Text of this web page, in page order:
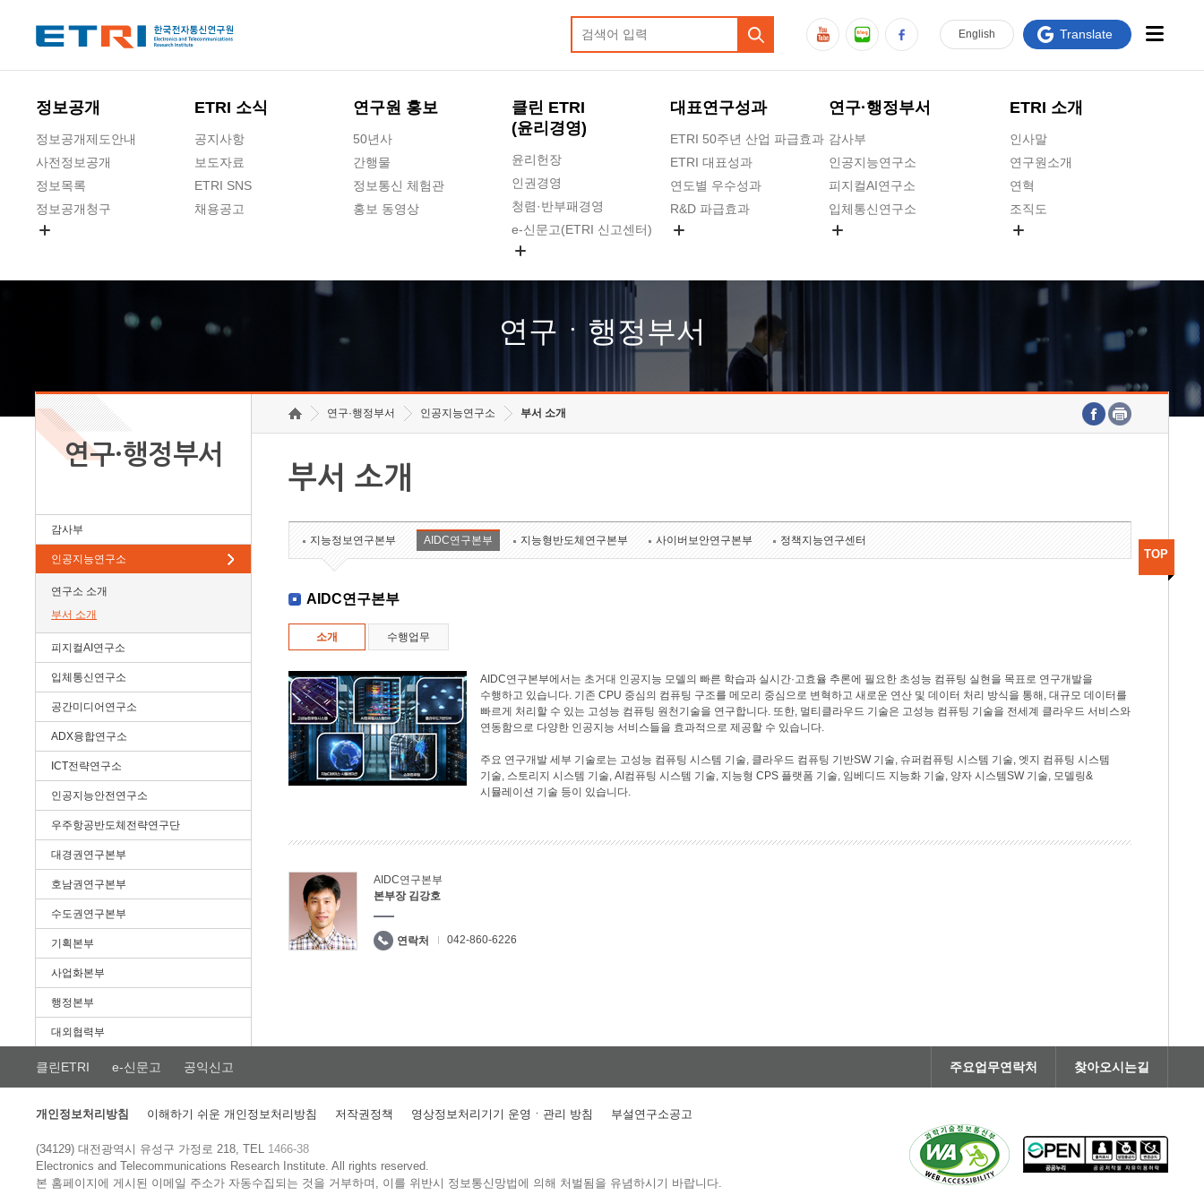
정보공개
정보공개제도안내
사전정보공개
정보목록
정보공개청구
ETRI 소식
공지사항
보도자료
ETRI SNS
채용공고
연구원 홍보
50년사
간행물
정보통신 체험관
홍보 동영상
클린 ETRI
(윤리경영)
윤리헌장
인권경영
청렴·반부패경영
e-신문고(ETRI 신고센터)
고객의소리
수의계약 현황
대표연구성과
ETRI 50주년 산업 파급효과
ETRI 대표성과
연도별 우수성과
R&D 파급효과
연구·행정부서
감사부
인공지능연구소
피지컬AI연구소
입체통신연구소
호남권연구본부
기획본부
ETRI 소개
인사말
연구원소개
연혁
조직도
연구원 고객헌장
주요업무연락처
English Translate
연구ㆍ행정부서
연구·행정부서
감사부
인공지능연구소
연구소 소개
부서 소개
피지컬AI연구소
입체통신연구소
공간미디어연구소
ADX융합연구소
ICT전략연구소
인공지능안전연구소
우주항공반도체전략연구단
대경권연구본부
호남권연구본부
수도권연구본부
기획본부
사업화본부
행정본부
대외협력부
연구·행정부서 인공지능연구소 부서 소개
부서 소개
지능정보연구본부 AIDC연구본부 지능형반도체연구본부 사이버보안연구본부 정책지능연구센터
AIDC연구본부
소개 수행업무
AIDC연구본부에서는 초거대 인공지능 모델의 빠른 학습과 실시간·고효율 추론에 필요한 초성능 컴퓨팅 실현을 목표로 연구개발을
수행하고 있습니다. 기존 CPU 중심의 컴퓨팅 구조를 메모리 중심으로 변혁하고 새로운 연산 및 데이터 처리 방식을 통해, 대규모 데이터를
빠르게 처리할 수 있는 고성능 컴퓨팅 원천기술을 연구합니다. 또한, 멀티클라우드 기술은 고성능 컴퓨팅 기술을 전세계 클라우드 서비스와
연동함으로 다양한 인공지능 서비스들을 효과적으로 제공할 수 있습니다.
주요 연구개발 세부 기술로는 고성능 컴퓨팅 시스템 기술, 클라우드 컴퓨팅 기반SW 기술, 슈퍼컴퓨팅 시스템 기술, 엣지 컴퓨팅 시스템
기술, 스토리지 시스템 기술, AI컴퓨팅 시스템 기술, 지능형 CPS 플랫폼 기술, 임베디드 지능화 기술, 양자 시스템SW 기술, 모델링&
시뮬레이션 기술 등이 있습니다.
AIDC연구본부
본부장 김강호
연락처 042-860-6226
TOP
클린ETRI e-신문고 공익신고 주요업무연락처 찾아오시는길
개인정보처리방침 이해하기 쉬운 개인정보처리방침 저작권정책 영상정보처리기기 운영ㆍ관리 방침 부설연구소공고
(34129) 대전광역시 유성구 가정로 218, TEL 1466-38
Electronics and Telecommunications Research Institute.All rights reserved.
본 홈페이지에 게시된 이메일 주소가 자동수집되는 것을 거부하며, 이를 위반시 정보통신망법에 의해 처벌됨을 유념하시기 바랍니다.